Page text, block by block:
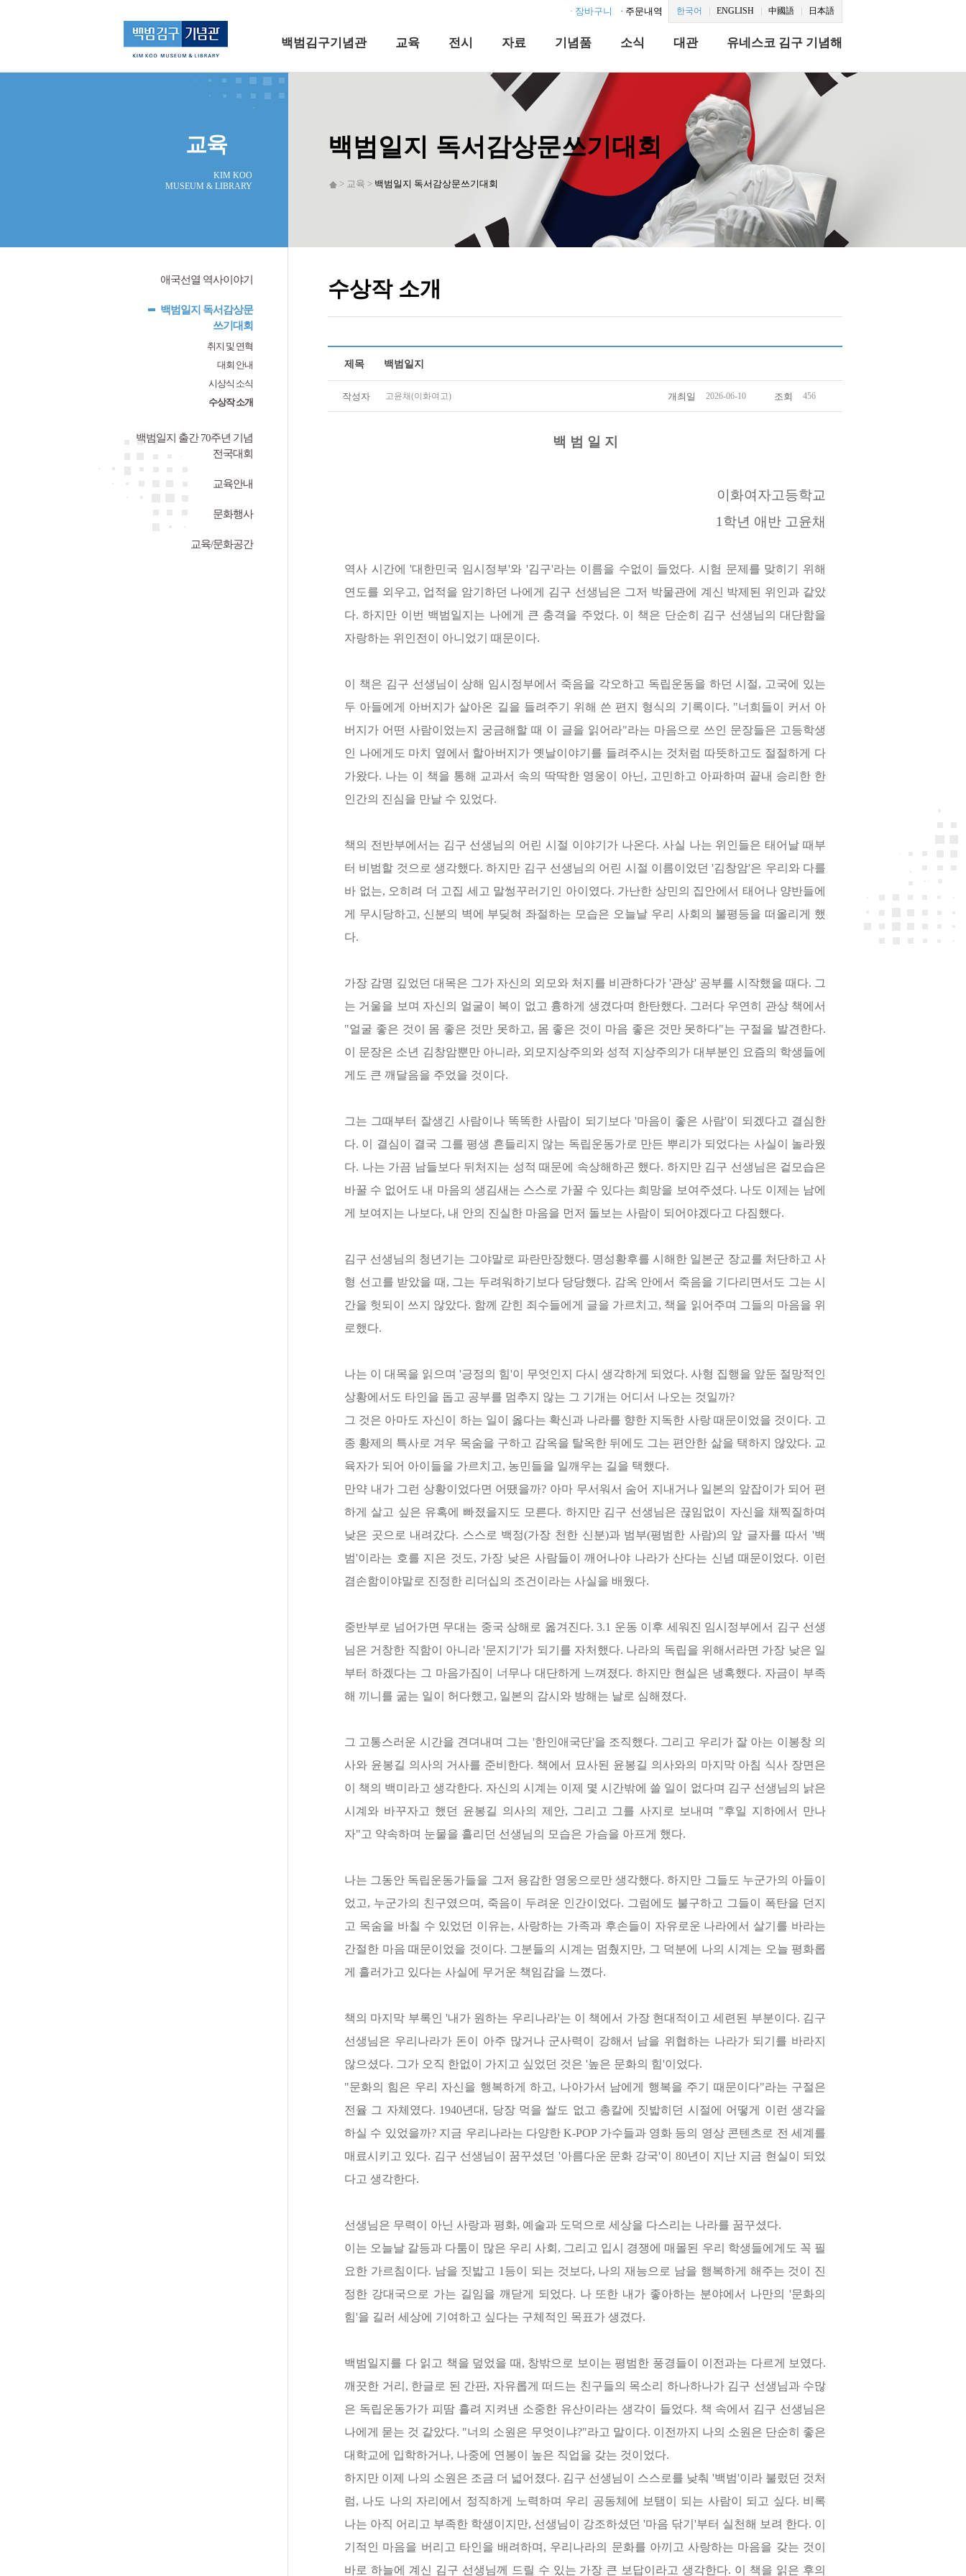
· 장바구니 · 주문내역 한국어 ENGLISH 中國語 日本語
백범김구기념관 교육 전시 자료 기념품 소식 대관 유네스코 김구 기념해
교육
KIM KOO
MUSEUM & LIBRARY
백범일지 독서감상문쓰기대회
> 교육 > 백범일지 독서감상문쓰기대회
애국선열 역사이야기
백범일지 독서감상문
쓰기대회
취지 및 연혁
대회 안내
시상식 소식
수상작 소개
백범일지 출간 70주년 기념
전국대회
교육안내
문화행사
교육/문화공간
수상작 소개
제목 백범일지
작성자 고윤채(이화여고) 개최일 2026-06-10 조회 456
백 범 일 지
이화여자고등학교
1학년 애반 고윤채
역사 시간에'대한민국 임시정부'와 '김구'라는 이름을 수없이 들었다.시험 문제를 맞히기 위해
연도를 외우고, 업적을 암기하던 나에게 김구 선생님은 그저 박물관에 계신 박제된 위인과 같았
다.하지만 이번 백범일지는 나에게 큰 충격을 주었다. 이 책은 단순히 김구 선생님의 대단함을
자랑하는 위인전이 아니었기 때문이다.
이 책은 김구 선생님이 상해 임시정부에서 죽음을 각오하고 독립운동을 하던 시절, 고국에 있는
두 아들에게 아버지가 살아온 길을 들려주기 위해 쓴 편지 형식의 기록이다. "너희들이 커서 아
버지가 어떤 사람이었는지 궁금해할 때 이 글을 읽어라"라는 마음으로 쓰인 문장들은 고등학생
인 나에게도 마치 옆에서 할아버지가 옛날이야기를 들려주시는 것처럼 따뜻하고도 절절하게 다
가왔다. 나는 이 책을 통해 교과서 속의 딱딱한 영웅이 아닌 , 고민하고 아파하며 끝내 승리한 한
인간의 진심을 만날 수 있었다.
책의 전반부에서는 김구 선생님의 어린 시절 이야기가 나온다. 사실 나는 위인들은 태어날 때부
터 비범할 것으로 생각했다.하지만 김구 선생님의 어린 시절 이름이었던'김창암'은 우리와 다를
바 없는, 오히려 더 고집 세고 말썽꾸러기인 아이였다. 가난한 상민의 집안에서 태어나 양반들에
게 무시당하고, 신분의 벽에 부딪혀 좌절하는 모습은 오늘날 우리 사회의 불평등을 떠올리게 했
다.
가장 감명 깊었던 대목은 그가 자신의 외모와 처지를 비관하다가 '관상' 공부를 시작했을 때다. 그
는 거울을 보며 자신의 얼굴이 복이 없고 흉하게 생겼다며 한탄했다. 그러다 우연히 관상 책에서
"얼굴 좋은 것이 몸 좋은 것만 못하고, 몸 좋은 것이 마음 좋은 것만 못하다"는 구절을 발견한다.
이 문장은 소년 김창암뿐만 아니라, 외모지상주의와 성적 지상주의가 대부분인 요즘의 학생들에
게도 큰 깨달음을 주었을 것이다.
그는 그때부터 잘생긴 사람이나 똑똑한 사람이 되기보다 '마음이 좋은 사람'이 되겠다고 결심한
다. 이 결심이 결국 그를 평생 흔들리지 않는 독립운동가로 만든 뿌리가 되었다는 사실이 놀라웠
다. 나는 가끔 남들보다 뒤처지는 성적 때문에 속상해하곤 했다. 하지만 김구 선생님은 겉모습은
바꿀 수 없어도 내 마음의 생김새는 스스로 가꿀 수 있다는 희망을 보여주셨다. 나도 이제는 남에
게 보여지는 나보다, 내 안의 진실한 마음을 먼저 돌보는 사람이 되어야겠다고 다짐했다.
김구 선생님의 청년기는 그야말로 파란만장했다. 명성황후를 시해한 일본군 장교를 처단하고 사
형 선고를 받았을 때 , 그는 두려워하기보다 당당했다. 감옥 안에서 죽음을 기다리면서도 그는 시
간을 헛되이 쓰지 않았다. 함께 갇힌 죄수들에게 글을 가르치고, 책을 읽어주며 그들의 마음을 위
로했다.
나는 이 대목을 읽으며 '긍정의 힘'이 무엇인지 다시 생각하게 되었다. 사형 집행을 앞둔 절망적인
상황에서도 타인을 돕고 공부를 멈추지 않는 그 기개는 어디서 나오는 것일까?
그 것은 아마도 자신이 하는 일이 옳다는 확신과 나라를 향한 지독한 사랑 때문이었을 것이다. 고
종 황제의 특사로 겨우 목숨을 구하고 감옥을 탈옥한 뒤에도 그는 편안한 삶을 택하지 않았다. 교
육자가 되어 아이들을 가르치고, 농민들을 일깨우는 길을 택했다.
만약 내가 그런 상황이었다면 어땠을까? 아마 무서워서 숨어 지내거나 일본의 앞잡이가 되어 편
하게 살고 싶은 유혹에 빠졌을지도 모른다. 하지만 김구 선생님은 끊임없이 자신을 채찍질하며
낮은 곳으로 내려갔다. 스스로 백정(가장 천한 신분)과 범부(평범한 사람)의 앞 글자를 따서'백
범'이라는 호를 지은 것도, 가장 낮은 사람들이 깨어나야 나라가 산다는 신념 때문이었다. 이런
겸손함이야말로 진정한 리더십의 조건이라는 사실을 배웠다.
중반부로 넘어가면 무대는 중국 상해로 옮겨진다. 3.1 운동 이후 세워진 임시정부에서 김구 선생
님은 거창한 직함이 아니라'문지기'가 되기를 자처했다. 나라의 독립을 위해서라면 가장 낮은 일
부터 하겠다는 그 마음가짐이 너무나 대단하게 느껴졌다.하지만 현실은 냉혹했다. 자금이 부족
해 끼니를 굶는 일이 허다했고, 일본의 감시와 방해는 날로 심해졌다.
그 고통스러운 시간을 견뎌내며 그는 '한인애국단'을 조직했다. 그리고 우리가 잘 아는 이봉창 의
사와 윤봉길 의사의 거사를 준비한다. 책에서 묘사된 윤봉길 의사와의 마지막 아침 식사 장면은
이 책의 백미라고 생각한다. 자신의 시계는 이제 몇 시간밖에 쓸 일이 없다며 김구 선생님의 낡은
시계와 바꾸자고 했던 윤봉길 의사의 제안, 그리고 그를 사지로 보내며 "후일 지하에서 만나
자"고 약속하며 눈물을 흘리던 선생님의 모습은 가슴을 아프게 했다.
나는 그동안 독립운동가들을 그저 용감한 영웅으로만 생각했다.하지만 그들도 누군가의 아들이
었고, 누군가의 친구였으며 , 죽음이 두려운 인간이었다. 그럼에도 불구하고 그들이 폭탄을 던지
고 목숨을 바칠 수 있었던 이유는, 사랑하는 가족과 후손들이 자유로운 나라에서 살기를 바라는
간절한 마음 때문이었을 것이다. 그분들의 시계는 멈췄지만, 그 덕분에 나의 시계는 오늘 평화롭
게 흘러가고 있다는 사실에 무거운 책임감을 느꼈다.
책의 마지막 부록인 '내가 원하는 우리나라'는 이 책에서 가장 현대적이고 세련된 부분이다. 김구
선생님은 우리나라가 돈이 아주 많거나 군사력이 강해서 남을 위협하는 나라가 되기를 바라지
않으셨다. 그가 오직 한없이 가지고 싶었던 것은 '높은 문화의 힘'이었다.
"문화의 힘은 우리 자신을 행복하게 하고, 나아가서 남에게 행복을 주기 때문이다"라는 구절은
전율 그 자체였다. 1940년대 , 당장 먹을 쌀도 없고 총칼에 짓밟히던 시절에 어떻게 이런 생각을
하실 수 있었을까? 지금 우리나라는 다양한K-POP 가수들과 영화 등의 영상 콘텐츠로 전 세계를
매료시키고 있다. 김구 선생님이 꿈꾸셨던 '아름다운 문화 강국'이 80년이 지난 지금 현실이 되었
다고 생각한다.
선생님은 무력이 아닌 사랑과 평화, 예술과 도덕으로 세상을 다스리는 나라를 꿈꾸셨다.
이는 오늘날 갈등과 다툼이 많은 우리 사회 , 그리고 입시 경쟁에 매몰된 우리 학생들에게도 꼭 필
요한 가르침이다. 남을 짓밟고 1 등이 되는 것보다, 나의 재능으로 남을 행복하게 해주는 것이 진
정한 강대국으로 가는 길임을 깨닫게 되었다. 나 또한 내가 좋아하는 분야에서 나만의'문화의
힘'을 길러 세상에 기여하고 싶다는 구체적인 목표가 생겼다.
백범일지를 다 읽고 책을 덮었을 때 , 창밖으로 보이는 평범한 풍경들이 이전과는 다르게 보였다.
깨끗한 거리 , 한글로 된 간판, 자유롭게 떠드는 친구들의 목소리 하나하나가 김구 선생님과 수많
은 독립운동가가 피땀 흘려 지켜낸 소중한 유산이라는 생각이 들었다. 책 속에서 김구 선생님은
나에게 묻는 것 같았다. "너의 소원은 무엇이냐?"라고 말이다. 이전까지 나의 소원은 단순히 좋은
대학교에 입학하거나, 나중에 연봉이 높은 직업을 갖는 것이었다.
하지만 이제 나의 소원은 조금 더 넓어졌다. 김구 선생님이 스스로를 낮춰 '백범'이라 불렀던 것처
럼, 나도 나의 자리에서 정직하게 노력하며 우리 공동체에 보탬이 되는 사람이 되고 싶다. 비록
나는 아직 어리고 부족한 학생이지만, 선생님이 강조하셨던 '마음 닦기 '부터 실천해 보려 한다. 이
기적인 마음을 버리고 타인을 배려하며 , 우리나라의 문화를 아끼고 사랑하는 마음을 갖는 것이
바로 하늘에 계신 김구 선생님께 드릴 수 있는 가장 큰 보답이라고 생각한다. 이 책을 읽은 후의